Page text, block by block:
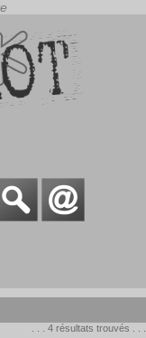
. . . 4 résultats trouvés . . .